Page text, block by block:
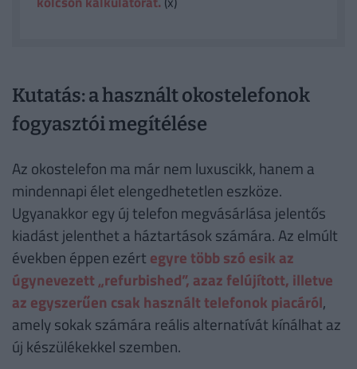
Kutatás: a használt okostelefonok
fogyasztói megítélése
Az okostelefon ma már nem luxuscikk, hanem a
mindennapi élet elengedhetetlen eszköze.
Ugyanakkor egy új telefon megvásárlása jelentős
kiadást jelenthet a háztartások számára. Az elmúlt
években éppen ezértegyre több szó esik az
úgynevezett „refurbished”, azaz felújított, illetve
az egyszerűen csak használt telefonok piacáról,
amely sokak számára reális alternatívát kínálhat az
új készülékekkel szemben.